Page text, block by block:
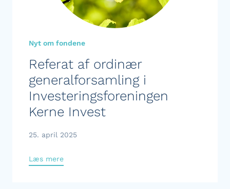
Nyt om fondene
Referat af ordinær
generalforsamling i
Investeringsforeningen
Kerne Invest
25. april 2025
Læs mere